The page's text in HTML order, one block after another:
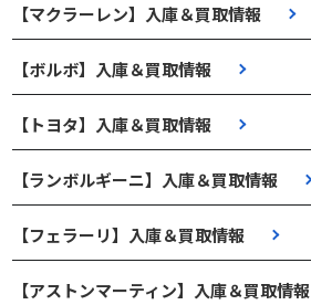
【マクラーレン】入庫＆買取情報
【ボルボ】入庫＆買取情報
【トヨタ】入庫＆買取情報
【ランボルギーニ】入庫＆買取情報
【フェラーリ】入庫＆買取情報
【アストンマーティン】入庫＆買取情報